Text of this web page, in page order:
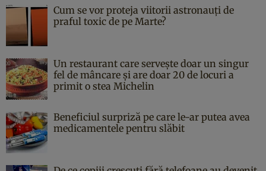
Cum se vor proteja viitorii astronauți de
praful toxic de pe Marte?
Un restaurant care servește doar un singur
fel de mâncare și are doar 20 de locuri a
primit o stea Michelin
Beneficiul surpriză pe care le-ar putea avea
medicamentele pentru slăbit